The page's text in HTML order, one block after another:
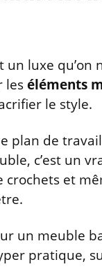
un luxe
leséléments
le style.
plan de
c’est un
et
un meuble
pratique,